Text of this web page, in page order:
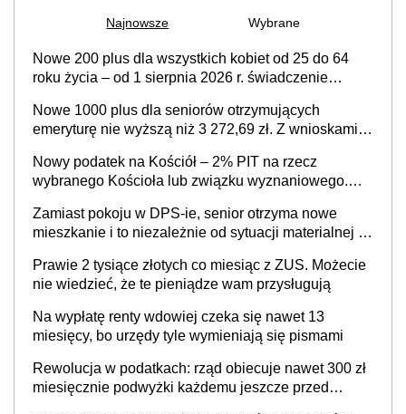
Najnowsze Wybrane
Nowe 200 plus dla wszystkich kobiet od 25 do 64
roku życia – od 1 sierpnia 2026 r. świadczenie
Nowe 1000 plus dla seniorów otrzymujących
emeryturę nie wyższą niż 3 272,69 zł. Z wnioskami
nie otrzymają
Nowy podatek na Kościół – 2% PIT na rzecz
wybranego Kościoła lub związku wyznaniowego.
finansowania
Zamiast pokoju w DPS-ie, senior otrzyma nowe
mieszkanie i to niezależnie od sytuacji materialnej –
roku życia
Prawie 2 tysiące złotych co miesiąc z ZUS. Możecie
nie wiedzieć, że te pieniądze wam przysługują
Na wypłatę renty wdowiej czeka się nawet 13
miesięcy, bo urzędy tyle wymieniają się pismami
Rewolucja w podatkach: rząd obiecuje nawet 300 zł
miesięcznie podwyżki każdemu jeszcze przed